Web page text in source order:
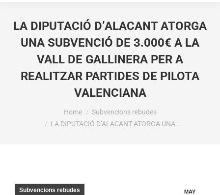
LA DIPUTACIÓ D’ALACANT ATORGA
UNA SUBVENCIÓ DE 3.000€ A LA
VALL DE GALLINERA PER A
REALITZAR PARTIDES DE PILOTA
VALENCIANA
Home
Subvencions rebudes
LA DIPUTACIÓ D’ALACANT ATORGA UNA…
MAY
Subvencions rebudes